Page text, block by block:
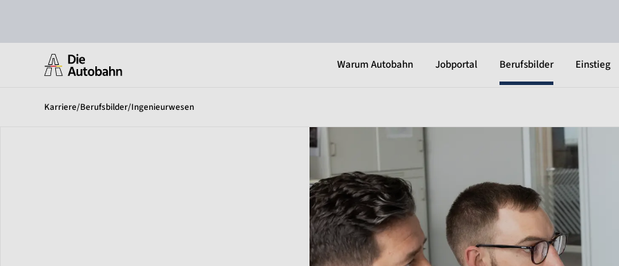
Warum Autobahn Jobportal Berufsbilder Einstieg
Karriere/Berufsbilder/Ingenieurwesen